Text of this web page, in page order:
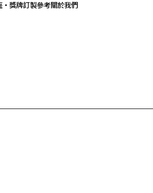
・獎牌訂製參考關於我們